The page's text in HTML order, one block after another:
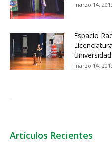
marzo 14,
Espacio
marzo 14,
Artículos Recientes